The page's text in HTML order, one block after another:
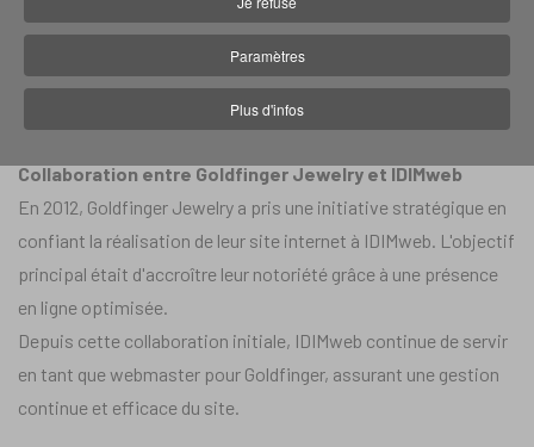
Paramètres
Plus d'infos
(Caraïbes)
Site internet :jewelrygoldfinger.com
Collaboration entre Goldfinger Jewelry et IDIMweb
En 2012, Goldfinger Jewelry a pris une initiative stratégique en
confiant la réalisation de leur site internet à IDIMweb. L'objectif
principal était d'accroître leur notoriété grâce à une présence
en ligne optimisée.
Depuis cette collaboration initiale, IDIMweb continue de servir
en tant que webmaster pour Goldfinger, assurant une gestion
continue et efficace du site.